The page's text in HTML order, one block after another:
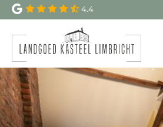
4.4